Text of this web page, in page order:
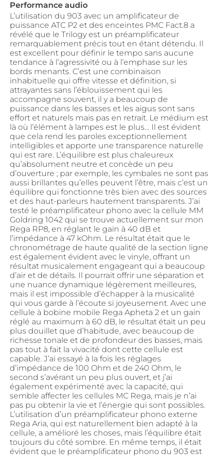
Performance audio
L’utilisation du 903 avec un amplificateur de
puissance ATC P2 et des enceintes PMC Fact.8 a
révélé que le Trilogy est un préamplificateur
remarquablement précis tout en étant détendu. Il
est excellent pour définir le tempo sans aucune
tendance à l’agressivité ou à l’emphase sur les
bords menants. C’est une combinaison
inhabituelle qui offre vitesse et définition, si
attrayantes sans l’éblouissement qui les
accompagne souvent, il y a beaucoup de
puissance dans les basses et les aigus sont sans
effort et naturels mais pas en retrait. Le médium est
là où l’élément à lampes est le plus… Il est évident
que cela rend les paroles exceptionnellement
intelligibles et apporte une transparence naturelle
qui est rare. L’équilibre est plus chaleureux
qu’absolument neutre et concède un peu
d’ouverture ; par exemple, les cymbales ne sont pas
aussi brillantes qu’elles peuvent l’être, mais c’est un
équilibre qui fonctionne très bien avec des sources
et des haut-parleurs hautement transparents. J’ai
testé le préamplificateur phono avec la cellule MM
Goldring 1042 qui se trouve actuellement sur mon
Rega RP8, en réglant le gain à 40 dB et
l’impédance à 47 kOhm. Le résultat était que le
chronométrage de haute qualité de la section ligne
est également évident avec le vinyle, offrant un
résultat musicalement engageant qui a beaucoup
d’air et de détails. Il pourrait offrir une séparation et
une nuance dynamique légèrement meilleures,
mais il est impossible d’échapper à la musicalité
qui vous garde à l’écoute si joyeusement. Avec une
cellule à bobine mobile Rega Apheta 2 et un gain
réglé au maximum à 60 dB, le résultat était un peu
plus douillet que d’habitude, avec beaucoup de
richesse tonale et de profondeur des basses, mais
pas tout à fait la vivacité dont cette cellule est
capable. J’ai essayé à la fois les réglages
d’impédance de 100 Ohm et de 240 Ohm, le
second s’avérant un peu plus ouvert, et j’ai
également expérimenté avec la capacité, qui
semble affecter les cellules MC Rega, mais je n’ai
pas pu obtenir la vie et l’énergie qui sont possibles.
L’utilisation d’un préamplificateur phono externe
Rega Aria, qui est naturellement bien adapté à la
cellule, a amélioré les choses, mais l’équilibre était
toujours du côté sombre. En même temps, il était
évident que le préamplificateur phono du 903 est